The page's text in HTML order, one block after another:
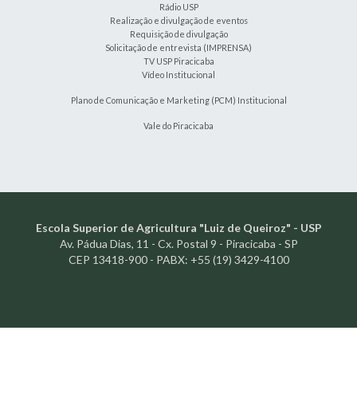
Rádio USP
Realização e divulgação de eventos
Requisição de divulgação
Solicitação de entrevista (IMPRENSA)
TV USP Piracicaba
Vídeo Institucional
Plano de Comunicação e Marketing (PCM) Institucional
Vale do Piracicaba
Escola Superior de Agricultura "Luiz de Queiroz" - USP
Av. Pádua Dias, 11 - Cx. Postal 9 - Piracicaba - SP
CEP 13418-900 - PABX: +55 (19) 3429-4100